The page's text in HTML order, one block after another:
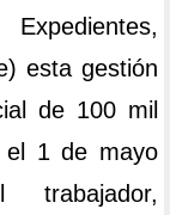
esta gestión
de 100 mil
el 1 de mayo